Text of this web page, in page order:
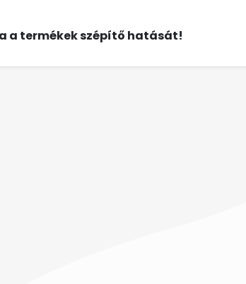
a termékek szépítő hatását!